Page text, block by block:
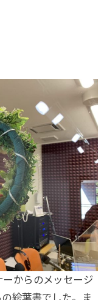
からのメッセージ
絵葉書でした。ま